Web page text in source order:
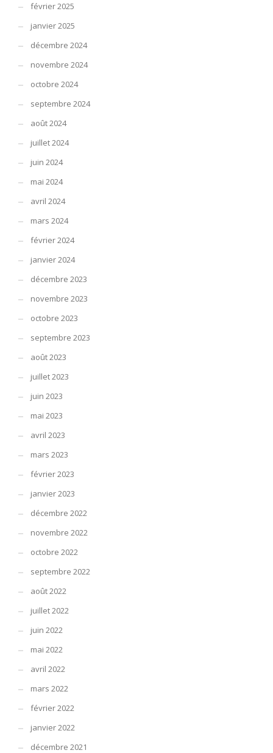
février 2025
janvier 2025
décembre 2024
novembre 2024
octobre 2024
septembre 2024
août 2024
juillet 2024
juin 2024
mai 2024
avril 2024
mars 2024
février 2024
janvier 2024
décembre 2023
novembre 2023
octobre 2023
septembre 2023
août 2023
juillet 2023
juin 2023
mai 2023
avril 2023
mars 2023
février 2023
janvier 2023
décembre 2022
novembre 2022
octobre 2022
septembre 2022
août 2022
juillet 2022
juin 2022
mai 2022
avril 2022
mars 2022
février 2022
janvier 2022
décembre 2021